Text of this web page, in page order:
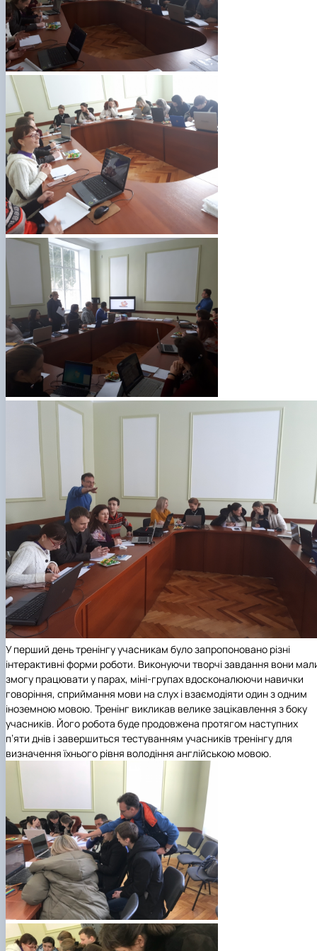
У перший день тренінгу учасникам було запропоновано різні
інтерактивні форми роботи. Виконуючи творчі завдання вони
змогу працювати у парах, міні-групах вдосконалюючи навички
говоріння, сприймання мови на слух і взаємодіяти один з одним
іноземною мовою. Тренінг викликав велике зацікавлення з боку
учасників. Його робота буде продовжена протягом наступних
п’яти днів і завершиться тестуванням учасників тренінгу для
визначення їхнього рівня володіння англійською мовою.